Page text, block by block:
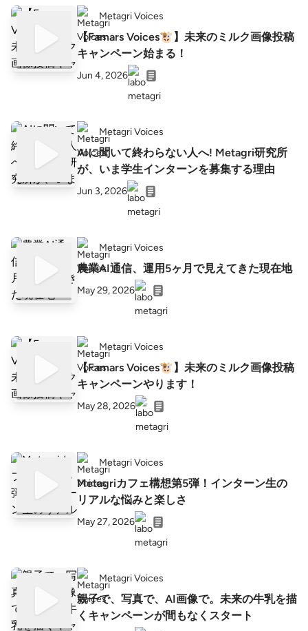
Metagri Voices
【Famars Voices🐮】未来のミルク画像投稿
キャンペーン始まる！
Jun 4, 2026
Metagri Voices
AIに聞いて終わらない人へ! Metagri研究所
が、いま学生インターンを募集する理由
Jun 3, 2026
Metagri Voices
農業AI通信、運用5ヶ月で見えてきた現在地
May 29, 2026
Metagri Voices
【Famars Voices🐮】未来のミルク画像投稿
キャンペーンやります！
May 28, 2026
Metagri Voices
Metagriカフェ構想第5弾！インターン生の
リアルな悩みと楽しさ
May 27, 2026
Metagri Voices
親子で、写真で、AI画像で。未来の牛乳を描
くキャンペーンが間もなくスタート